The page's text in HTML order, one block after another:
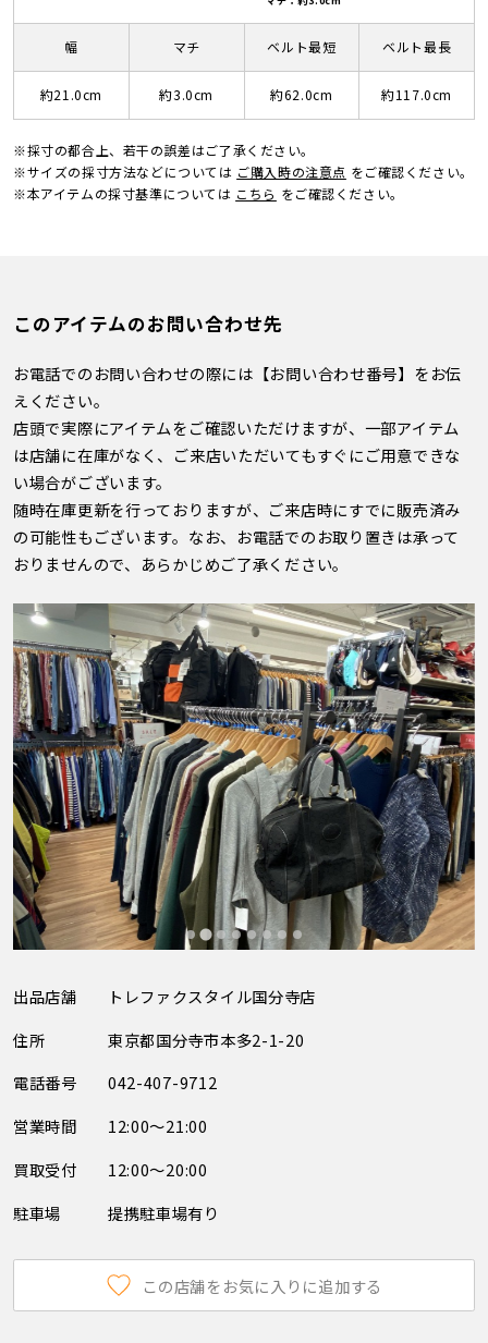
幅
約21.0cm
マチ
約3.0cm
ベルト最短
約62.0cm
ベルト最長
約117.0cm
※採寸の都合上、若干の誤差はご了承ください。
※サイズの採寸方法などについては ご購入時の注意点 をご確認ください。
※本アイテムの採寸基準については こちら をご確認ください。
このアイテムのお問い合わせ先
お電話でのお問い合わせの際には【お問い合わせ番号】をお伝
えください。
店頭で実際にアイテムをご確認いただけますが、一部アイテム
は店舗に在庫がなく、ご来店いただいてもすぐにご用意できな
い場合がございます。
随時在庫更新を行っておりますが、ご来店時にすでに販売済み
の可能性もございます。なお、お電話でのお取り置きは承って
おりませんので、あらかじめご了承ください。
出品店舗
トレファクスタイル国分寺店
住所
東京都国分寺市本多2-1-20
電話番号
042-407-9712
営業時間
12:00～21:00
買取受付
12:00～20:00
駐車場
提携駐車場有り
この店舗をお気に入りに追加する